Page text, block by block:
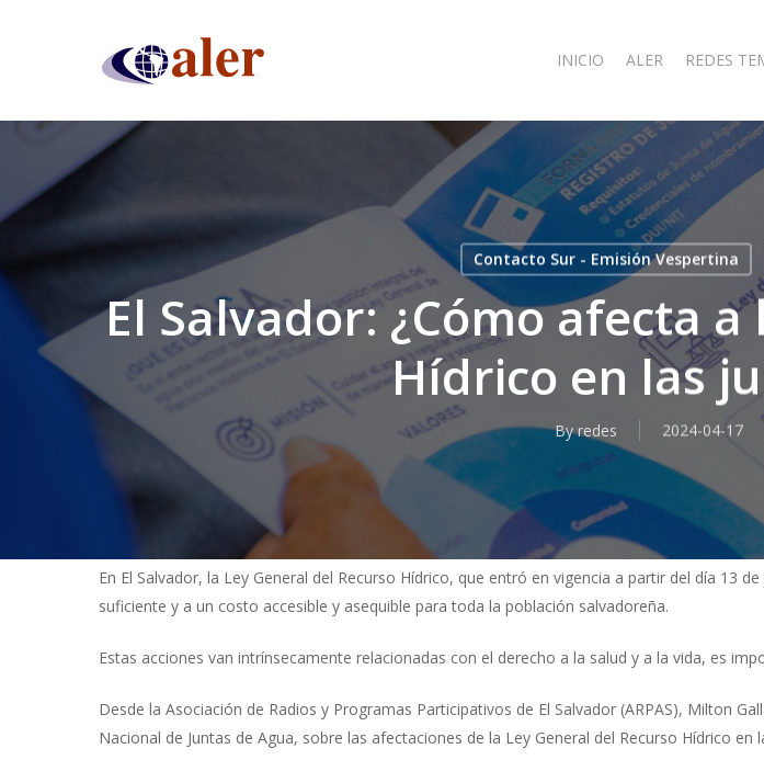
Presiona "ENTER" para buscar o "ESC" para cerrar
INICIO ALER REDES
Contacto Sur - Emisión Vespertina
El Salvador: ¿Cómo afecta
Hídrico en las
By redes 2024-04-17
En El Salvador, la Ley General del Recurso Hídrico, que entró en vigencia a partir del día 13
suficiente y a un costo accesible y asequible para toda la población salvadoreña.
Estas acciones van intrínsecamente relacionadas con el derecho a la salud y a la vida, es
Desde la Asociación de Radios y Programas Participativos de El Salvador (ARPAS), Milton
Nacional de Juntas de Agua, sobre las afectaciones de la Ley General del Recurso Hídrico en